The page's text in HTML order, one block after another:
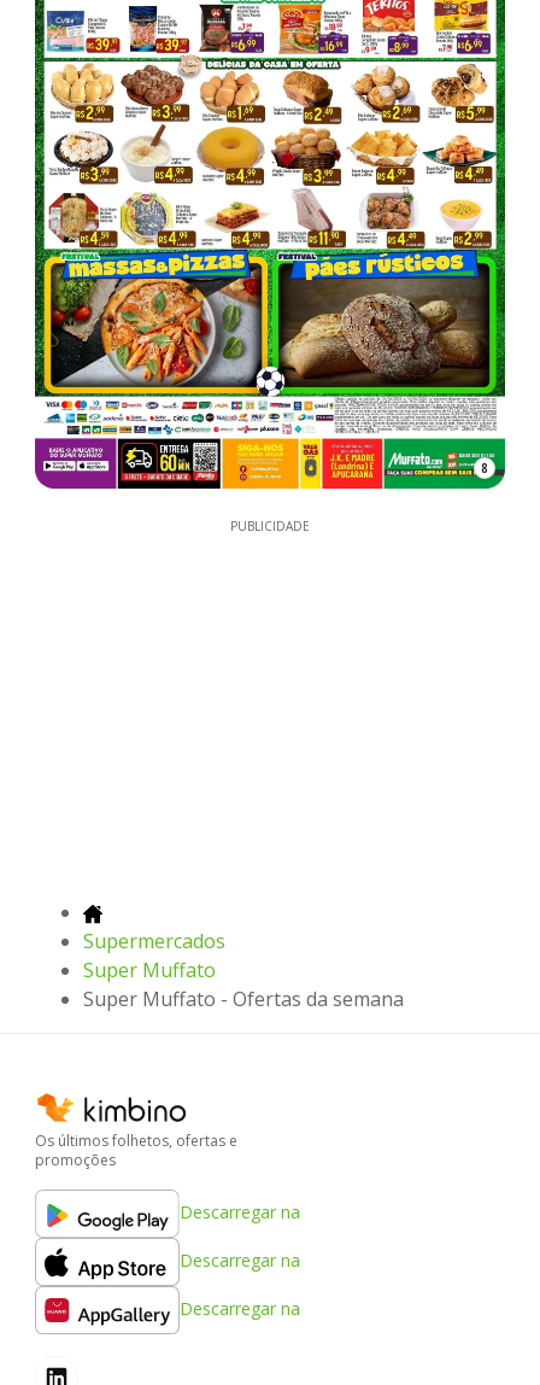
8
PUBLICIDADE
Supermercados
Super Muffato
Super Muffato - Ofertas da semana
Os últimos folhetos, ofertas e
promoções
Descarregar na
Descarregar na
Descarregar na